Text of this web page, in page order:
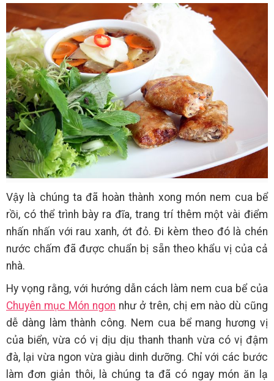
Vậy là chúng ta đã hoàn thành xong món nem cua bể
rồi, có thể trình bày ra đĩa, trang trí thêm một vài điểm
nhấn nhấn với rau xanh, ớt đỏ. Đi kèm theo đó là chén
nước chấm đã được chuẩn bị sẵn theo khẩu vị của cả
nhà.
Hy vọng rằng, với hướng dẫn cách làm nem cua bể của
Chuyên mục Món ngon như ở trên, chị em nào dù cũng
dễ dàng làm thành công. Nem cua bể mang hương vị
của biển, vừa có vị dịu dịu thanh thanh vừa có vị đậm
đà, lại vừa ngon vừa giàu dinh dưỡng. Chỉ với các bước
làm đơn giản thôi, là chúng ta đã có ngay món ăn lạ